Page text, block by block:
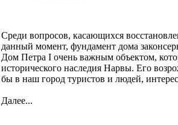
Среди вопросов, касающихся
данный момент, фундамент дома
Дом Петра I очень важным объектом,
исторического наследия Нарвы. Его
бы в наш город туристов и людей,
Далее...